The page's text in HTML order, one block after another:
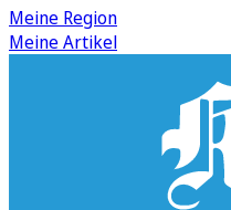
Meine Region
Meine Artikel